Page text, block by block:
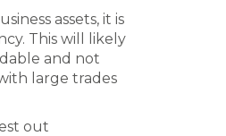
assets, it is
This will likely
and not
large trades
out